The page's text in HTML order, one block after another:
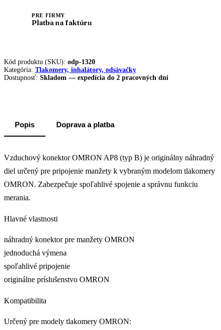
PRE FIRMY
Platba na faktúru
Kód produktu (SKU): odp-1320
Kategória: Tlakomery, inhalátory, odsávačky
Dostupnosť: Skladom — expedícia do 2 pracovných dní
Popis Doprava a platba
Vzduchový konektor OMRON AP8 (typ B) je originálny náhradný
diel určený pre pripojenie manžety k vybraným modelom tlakomery
OMRON. Zabezpečuje spoľahlivé spojenie a správnu funkciu
merania.
Hlavné vlastnosti
náhradný konektor pre manžety OMRON
jednoduchá výmena
spoľahlivé pripojenie
originálne príslušenstvo OMRON
Kompatibilita
Určený pre modely tlakomery OMRON: